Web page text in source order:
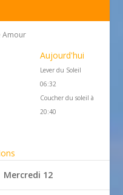
Amour
Aujourd'hui
Lever du Soleil
06:32
Coucher du soleil à
20:40
Mercredi 12